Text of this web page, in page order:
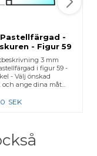
-
- Figur 59
3 mm
i figur 59 -
- Välj önskad
ange dina måt...
SEK